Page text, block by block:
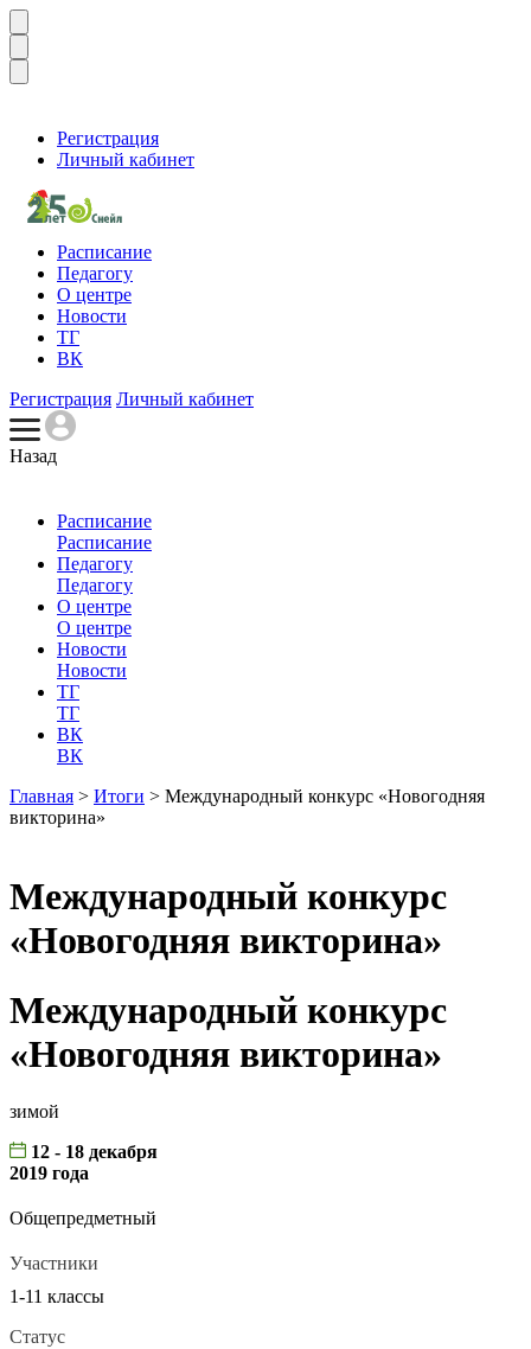
Регистрация
Личный кабинет
Расписание
Педагогу
О центре
Новости
ТГ
ВК
Регистрация Личный кабинет
Назад
Расписание
Расписание
Педагогу
Педагогу
О центре
О центре
Новости
Новости
ТГ
ТГ
ВК
ВК
Главная > Итоги > Международный конкурс «Новогодняя
викторина»
Международный конкурс
«Новогодняя викторина»
Международный конкурс
«Новогодняя викторина»
зимой
12 - 18 декабря
2019 года
Общепредметный
Участники
1-11 классы
Статус